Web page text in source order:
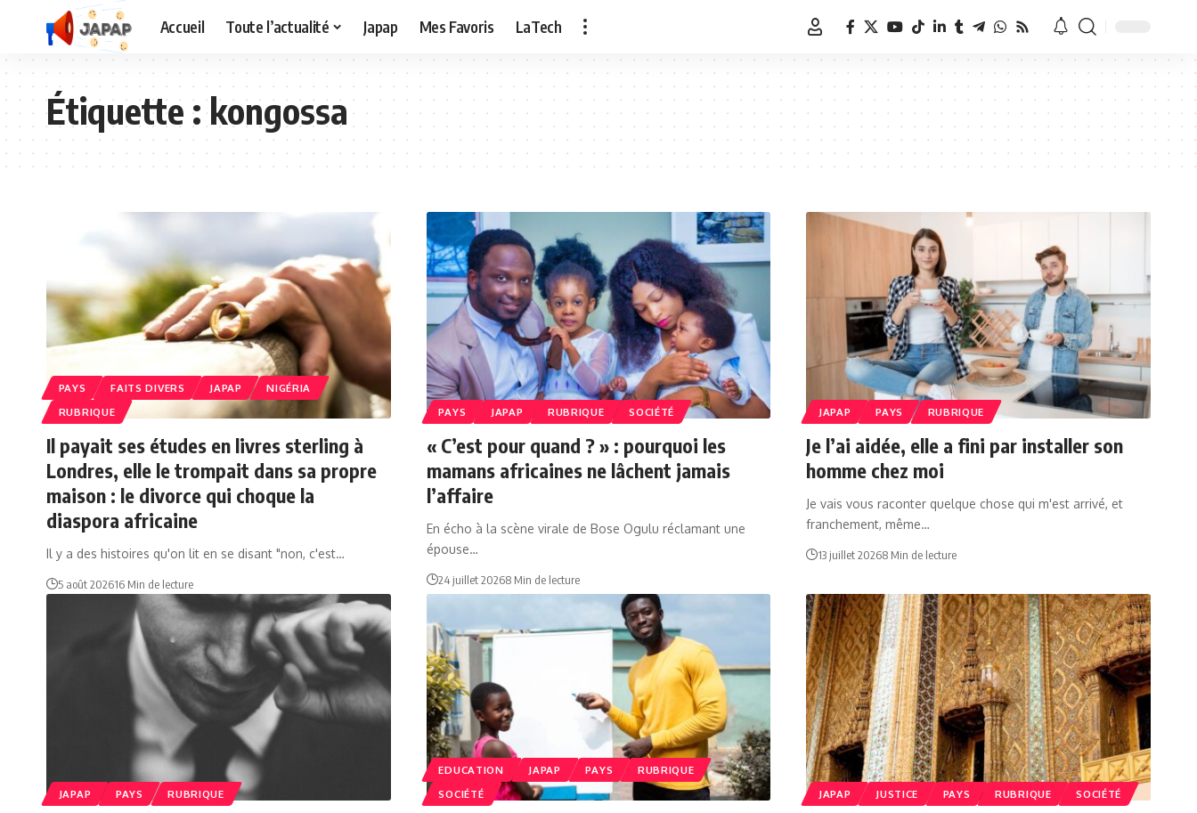
Accueil Toute l’actualité Japap Mes Favoris LaTech
Étiquette :kongossa
PAYS FAITS DIVERS JAPAP
NIGÉRIA
RUBRIQUE
Il payait ses études en livres sterling à
Londres, elle le trompait dans sa propre
maison : le divorce qui choque la
diaspora africaine
Il y a des histoires qu'on lit en se disant "non, c'est…
5 août 202616 Min de lecture
PAYS JAPAP RUBRIQUE SOCIÉTÉ
« C’est pour quand ? » : pourquoi les
mamans africaines ne lâchent jamais
l’affaire
En écho à la scène virale de Bose Ogulu réclamant une
épouse…
24 juillet 20268 Min de lecture
JAPAP PAYS RUBRIQUE
Je l’ai aidée, elle a fini par installer son
homme chez moi
Je vais vous raconter quelque chose qui m'est arrivé, et
franchement, même…
13 juillet 20268 Min de lecture
JAPAP PAYS RUBRIQUE
EDUCATION JAPAP PAYS
RUBRIQUE
SOCIÉTÉ
JAPAP JUSTICE PAYS RUBRIQUE SOCIÉTÉ